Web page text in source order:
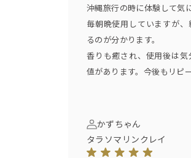
≪パック+洗顔≫
水気のないお顔全体に塗り広
週２回を目安にご使用くださ
沖縄旅行の時に体験して気
毎朝晩使用していますが
るのが分かります。
香りも癒され、使用後は
値があります。今後もリピ
かずちゃん
タラソマリンクレイ